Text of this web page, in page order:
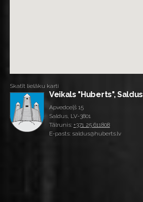
Skatīt lielāku karti
Veikals "Huberts", Saldus
Apvedceļš 15
Saldus, LV-3801
Tālrunis: +371 25 611808
E-pasts: saldus@huberts.lv